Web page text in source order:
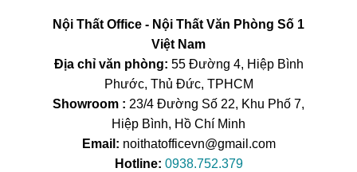
Nội Thất Office - Nội Thất Văn Phòng Số 1
Việt Nam
Địa chỉ văn phòng: 55 Đường 4, Hiệp Bình
Phước, Thủ Đức, TPHCM
Showroom : 23/4 Đường Số 22, Khu Phố 7,
Hiệp Bình, Hồ Chí Minh
Email: noithatofficevn@gmail.com
Hotline: 0938.752.379